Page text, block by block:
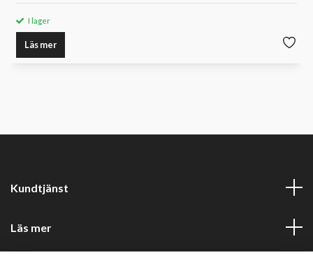
I lager
Läs mer
Kundtjänst
Läs mer